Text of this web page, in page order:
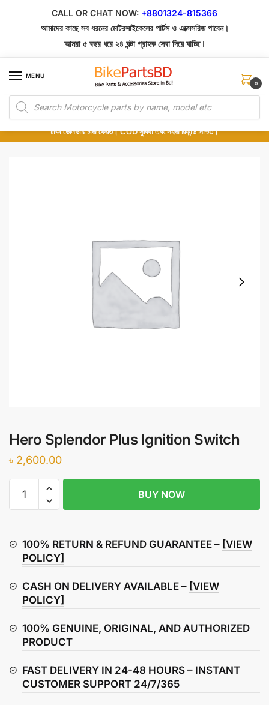
CALL OR CHAT NOW: +8801324-815366
আমাদের কাছে সব ধরনের মোটরসাইকেলের পার্টস ও এক্সেসরিজ পাবেন।
আমরা ৫ বছর ধরে ২৪ ঘন্টা গ্রাহক সেবা দিয়ে যাচ্ছি।
MENU
Products
search
0
১০০% অরিজিনাল পার্টস – শোরুম থেকে সরাসরি সংগ্রহ এবং শুধুমাত্র কুরিয়ার সার্ভিসে ডেলিভারি।
অর্ডার করার পর পার্টের ছবি দেখুন। পছন্দ হলে Cash on Delivery দিন, না হলে ৫ মিনিটে ১৯৯
টাকা ডেলিভারি চার্জ ফেরত। COD সুবিধা এবং সহজ রিফান্ড নিশ্চিত।
Hero Splendor Plus Ignition Switch
৳ 2,600.00
Splendor
Switch
quantity
BUY NOW
100% RETURN & REFUND GUARANTEE – [VIEW
POLICY]
CASH ON DELIVERY AVAILABLE – [VIEW
POLICY]
100% GENUINE, ORIGINAL, AND AUTHORIZED
PRODUCT
FAST DELIVERY IN 24-48 HOURS – INSTANT
CUSTOMER SUPPORT 24/7/365